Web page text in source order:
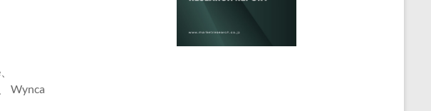
Wynca